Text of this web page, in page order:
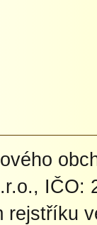
IČO:
rejstříku